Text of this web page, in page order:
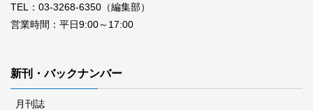
TEL：03-3268-6350（編集部）
営業時間：平日9:00～17:00
新刊・バックナンバー
月刊誌